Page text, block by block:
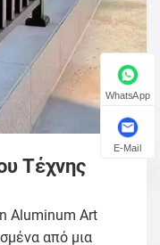
κορνίζα
κουρτινών
τομέα των
οι τοίχοι
WhatsApp
E-Mail